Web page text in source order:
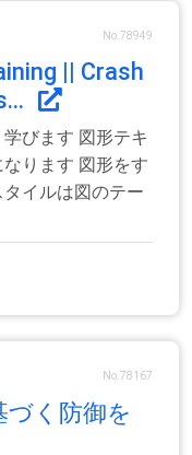
No.78949
|| Crash
びます 図形テキ
ります 図形をす
イルは図のテー
No.78167
づく防御を